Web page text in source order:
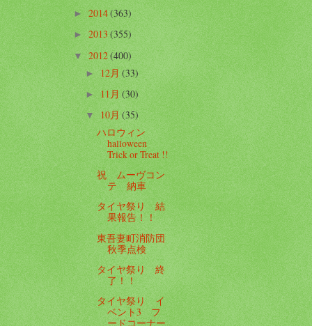
►2014(363)
►2013(355)
▼2012(400)
►12月(33)
►11月(30)
▼10月(35)
ハロウィン
halloween
Trick or Treat !!
祝 ムーヴコン
テ 納車
タイヤ祭り 結
果報告！！
東吾妻町消防団
秋季点検
タイヤ祭り 終
了！！
タイヤ祭り イ
ベント3 フ
ードコーナー